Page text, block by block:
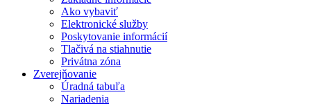
Ako vybaviť
Elektronické služby
Poskytovanie informácií
Tlačivá na stiahnutie
Privátna zóna
Zverejňovanie
Úradná tabuľa
Nariadenia